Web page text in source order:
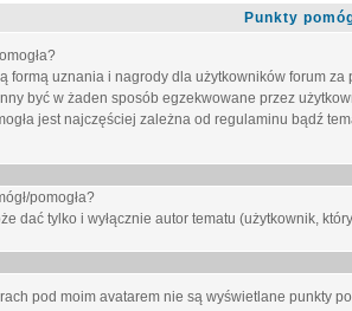
Punkty
formą uznania i nagrody dla użytkowników forum
być w żaden sposób egzekwowane przez
jest najczęściej zależna od regulaminu bądź
pomogła?
dać tylko i wyłącznie autor tematu (użytkownik,
pod moim avatarem nie są wyświetlane punkty